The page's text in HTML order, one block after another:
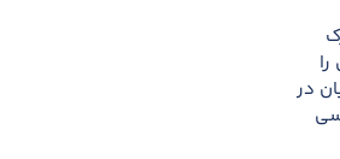
در